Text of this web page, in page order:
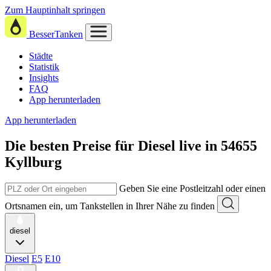
Zum Hauptinhalt springen
BesserTanken
Städte
Statistik
Insights
FAQ
App herunterladen
App herunterladen
Die besten Preise für Diesel live in 54655
Kyllburg
Geben Sie eine Postleitzahl oder einen
Ortsnamen ein, um Tankstellen in Ihrer Nähe zu finden
diesel
Diesel E5 E10